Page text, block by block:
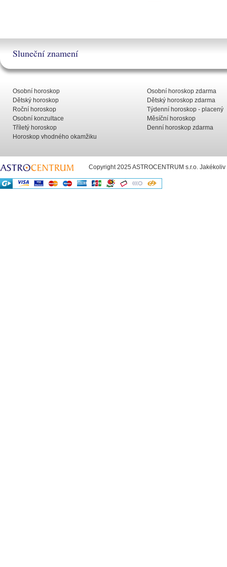
Sluneční znamení
Osobní horoskop
Dětský horoskop
Roční horoskop
Osobní konzultace
Tříletý horoskop
Horoskop vhodného okamžiku
Osobní horoskop zdarma
Dětský horoskop zdarma
Týdenní horoskop - placený
Měsíční horoskop
Denní horoskop zdarma
Copyright 2025 ASTROCENTRUM s.r.o.